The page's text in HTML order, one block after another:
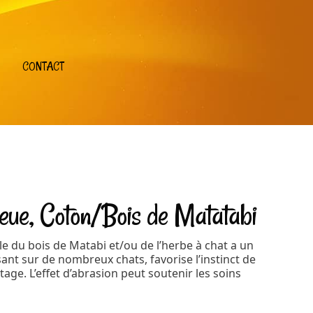
CONTACT
Coton/Bois de Matatabi
du bois de Matabi et/ou de l’herbe à chat a un
sur de nombreux chats, favorise l’instinct de
L’effet d’abrasion peut soutenir les soins